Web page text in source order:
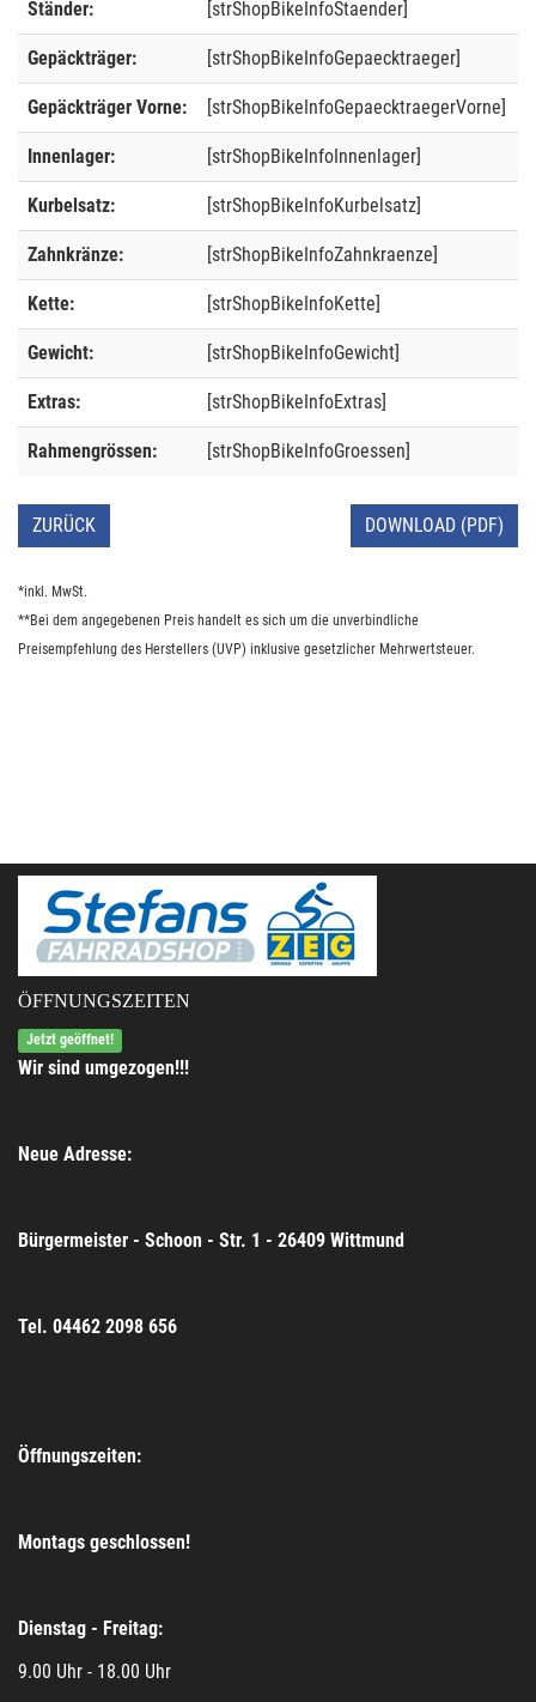
Ständer: [strShopBikeInfoStaender]
Gepäckträger: [strShopBikeInfoGepaecktraeger]
Gepäckträger Vorne: [strShopBikeInfoGepaecktraegerVorne]
Innenlager: [strShopBikeInfoInnenlager]
Kurbelsatz: [strShopBikeInfoKurbelsatz]
Zahnkränze: [strShopBikeInfoZahnkraenze]
Kette: [strShopBikeInfoKette]
Gewicht: [strShopBikeInfoGewicht]
Extras: [strShopBikeInfoExtras]
Rahmengrössen: [strShopBikeInfoGroessen]
ZURÜCK DOWNLOAD (PDF)
*inkl. MwSt.
**Bei dem angegebenen Preis handelt es sich um die unverbindliche
Preisempfehlung des Herstellers (UVP) inklusive gesetzlicher Mehrwertsteuer.
ÖFFNUNGSZEITEN
Jetzt geöffnet!
Wir sind umgezogen!!!
Neue Adresse:
Bürgermeister - Schoon - Str. 1 - 26409 Wittmund
Tel. 04462 2098 656
Öffnungszeiten:
Montags geschlossen!
Dienstag - Freitag:
9.00 Uhr - 18.00 Uhr